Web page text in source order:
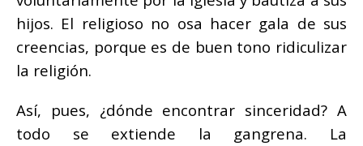
hijos. El religioso no osa hacer gala de sus
creencias, porque es de buen tono ridiculizar
la religión.
Así, pues, ¿dónde encontrar sinceridad? A
todo se extiende la gangrena. La